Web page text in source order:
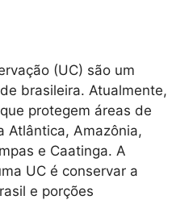
(UC) são um
brasileira. Atualmente,
protegem áreas de
Atlântica, Amazônia,
e Caatinga. A
UC é conservar a
e porções